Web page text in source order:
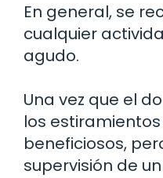
En general, se
cualquier
agudo.
Una vez que el
los
beneficiosos,
supervisión de